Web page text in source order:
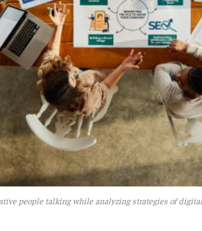
people talking while analyzing strategies of